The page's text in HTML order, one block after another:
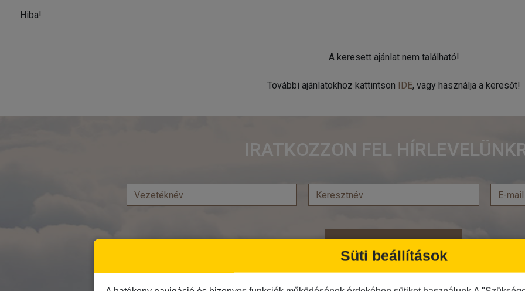
Hiba!
A keresett ajánlat nem található!
További ajánlatokhoz kattintson IDE, vagy használja a keresőt!
IRATKOZZON FEL
Feliratkozás
Süti beállítások